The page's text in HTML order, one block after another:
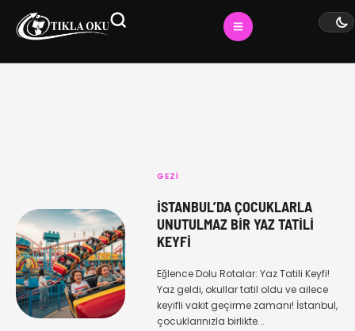
GEZI
İSTANBUL’DA ÇOCUKLARLA
UNUTULMAZ BIR YAZ TATILI
KEYFI
Eğlence Dolu Rotalar: Yaz Tatili Keyfi!
Yaz geldi, okullar tatil oldu ve ailece
keyifli vakit geçirme zamanı! İstanbul,
çocuklarınızla birlikte...